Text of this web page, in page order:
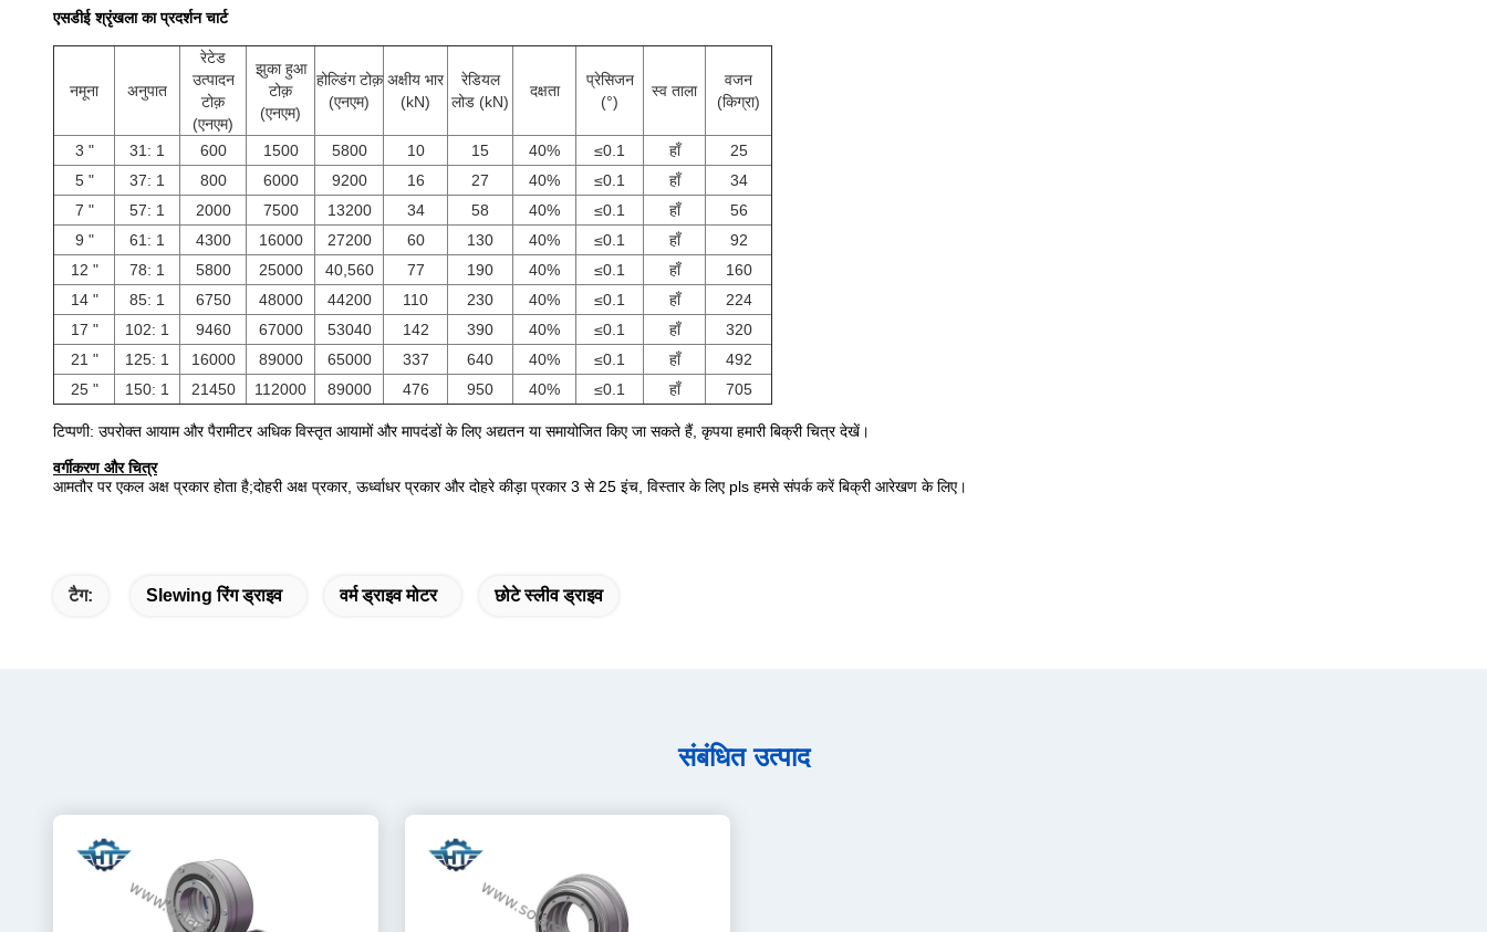
एसडीई श्रृंखला का प्रदर्शन चार्ट
नमूना अनुपात
रेटेड
उत्पादन
टोक़
(एनएम)
झुका हुआ
टोक़
(एनएम)
होल्डिंग टोक़
(एनएम)
अक्षीय भार
(kN)
रेडियल
लोड (kN)
दक्षता
प्रेसिजन
(°)
स्व ताला
वजन
(किग्रा)
3 " 31: 1 600 1500 5800 10 15 40% ≤0.1 हाँ
25
5 "
37: 1 800 6000 9200 16 27 40% ≤0.1 हाँ
34
7 "
57: 1 2000 7500 13200 34 58 40% ≤0.1 हाँ
56
9 "
61: 1 4300 16000 27200 60 130 40% ≤0.1 हाँ
92
12 "
78: 1 5800 25000 40,560 77 190 40% ≤0.1 हाँ
160
14 "
85: 1 6750 48000 44200 110 230 40% ≤0.1 हाँ
224
17 "
102: 1 9460 67000 53040 142 390 40% ≤0.1 हाँ
320
21 "
125: 1 16000 89000 65000 337 640 40% ≤0.1 हाँ
492
25 "
150: 1 21450 112000 89000 476 950 40% ≤0.1 हाँ 705
टिप्पणी: उपरोक्त आयाम और पैरामीटर अधिक विस्तृत आयामों और मापदंडों के लिए अद्यतन या समायोजित किए जा सकते हैं, कृपया हमारी बिक्री चित्र देखें।
वर्गीकरण और चित्र
आमतौर पर एकल अक्ष प्रकार होता है;दोहरी अक्ष प्रकार, ऊर्ध्वाधर प्रकार और दोहरे कीड़ा प्रकार 3 से 25 इंच, विस्तार के लिए pls हमसे संपर्क करें बिक्री आरेखण के लिए।
टैग: Slewing रिंग ड्राइव वर्म ड्राइव मोटर छोटे स्लीव ड्राइव
संबंधित उत्पाद